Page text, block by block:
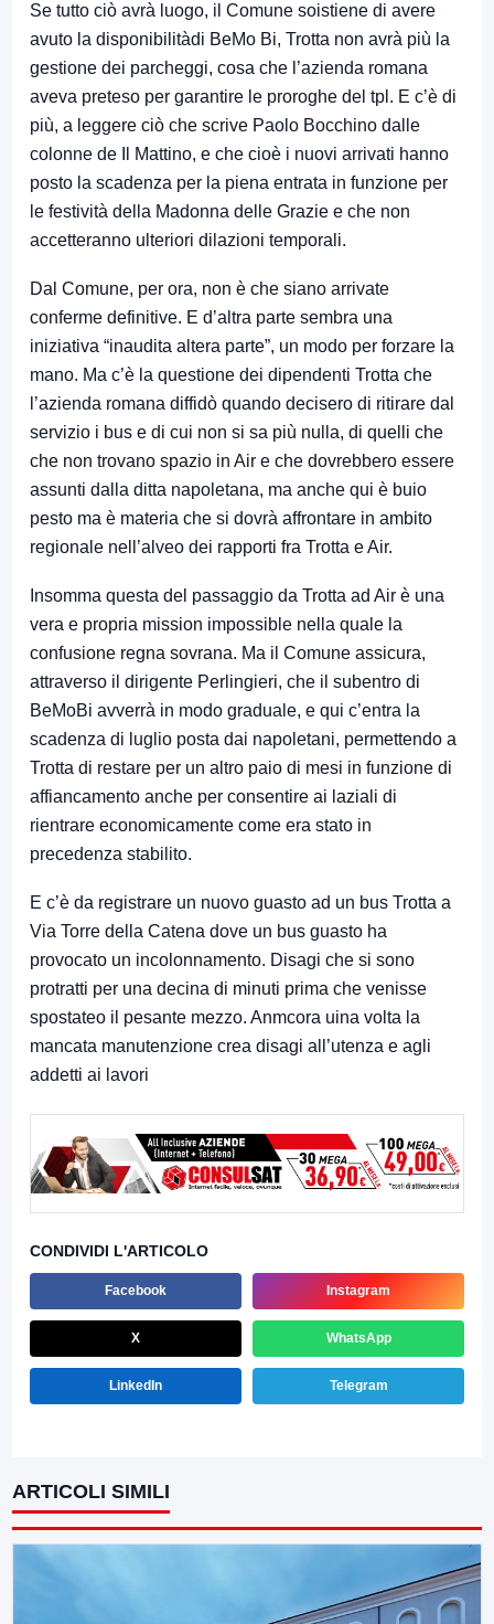
Se tutto ciò avrà luogo, il Comune soistiene di avere
avuto la disponibilitàdi BeMo Bi, Trotta non avrà più la
gestione dei parcheggi, cosa che l’azienda romana
aveva preteso per garantire le proroghe del tpl. E c’è di
più, a leggere ciò che scrive Paolo Bocchino dalle
colonne de Il Mattino, e che cioè i nuovi arrivati hanno
posto la scadenza per la piena entrata in funzione per
le festività della Madonna delle Grazie e che non
accetteranno ulteriori dilazioni temporali.
Dal Comune, per ora, non è che siano arrivate
conferme definitive. E d’altra parte sembra una
iniziativa “inaudita altera parte”, un modo per forzare la
mano. Ma c’è la questione dei dipendenti Trotta che
l’azienda romana diffidò quando decisero di ritirare dal
servizio i bus e di cui non si sa più nulla, di quelli che
che non trovano spazio in Air e che dovrebbero essere
assunti dalla ditta napoletana, ma anche qui è buio
pesto ma è materia che si dovrà affrontare in ambito
regionale nell’alveo dei rapporti fra Trotta e Air.
Insomma questa del passaggio da Trotta ad Air è una
vera e propria mission impossible nella quale la
confusione regna sovrana. Ma il Comune assicura,
attraverso il dirigente Perlingieri, che il subentro di
BeMoBi avverrà in modo graduale, e qui c’entra la
scadenza di luglio posta dai napoletani, permettendo a
Trotta di restare per un altro paio di mesi in funzione di
affiancamento anche per consentire ai laziali di
rientrare economicamente come era stato in
precedenza stabilito.
E c’è da registrare un nuovo guasto ad un bus Trotta a
Via Torre della Catena dove un bus guasto ha
provocato un incolonnamento. Disagi che si sono
protratti per una decina di minuti prima che venisse
spostateo il pesante mezzo. Anmcora uina volta la
mancata manutenzione crea disagi all’utenza e agli
addetti ai lavori
CONDIVIDI L'ARTICOLO
Facebook Instagram
X WhatsApp
LinkedIn Telegram
ARTICOLI SIMILI